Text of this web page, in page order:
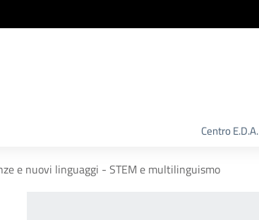
Centro E.D.A.
e nuovi linguaggi - STEM e multilinguismo